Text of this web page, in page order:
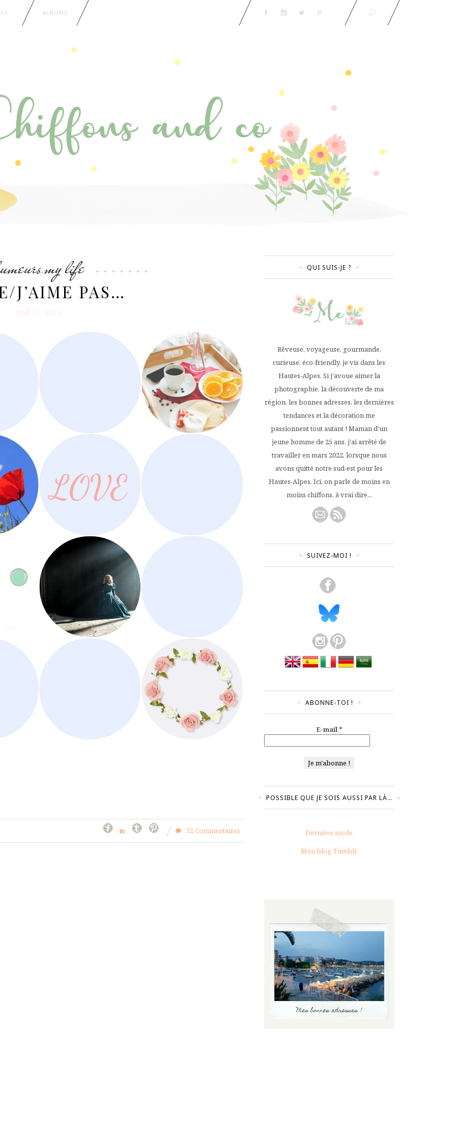
ALBUMS
, my life
J’AIME PAS…
MAR 31. 2016
32 Commentaires
QUI SUIS-JE ?
Rêveuse, voyageuse, gourmande,
curieuse, éco-friendly, je vis dans les
Hautes-Alpes. Si j'avoue aimer la
photographie, la découverte de ma
région, les bonnes adresses, les dernières
tendances et la décoration me
passionnent tout autant ! Maman d'un
jeune homme de 25 ans, j'ai arrêté de
travailler en mars 2022, lorsque nous
avons quitté notre sud-est pour les
Hautes-Alpes. Ici, on parle de moins en
moins chiffons, à vrai dire...
SUIVEZ-MOI !
ABONNE-TOI !
E-mail*
POSSIBLE QUE JE SOIS AUSSI PAR LÀ…
Dernière mode
Mon blog Tumblr